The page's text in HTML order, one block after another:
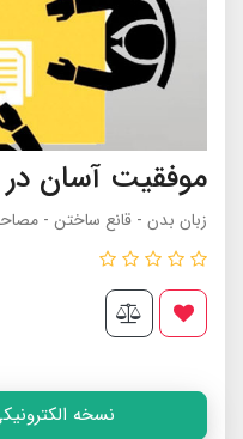
موفقیت آسان
زبان بدن - قانع ساختن -
نسخه